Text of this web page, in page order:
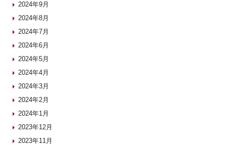
2024年9月
2024年8月
2024年7月
2024年6月
2024年5月
2024年4月
2024年3月
2024年2月
2024年1月
2023年12月
2023年11月